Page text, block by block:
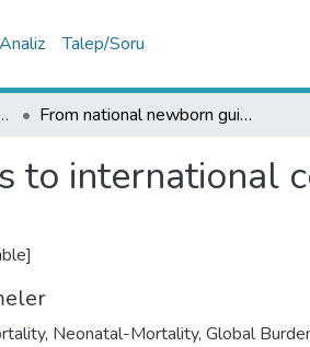
Analiz Talep/Soru
Koleksiyonu From national newborn guidelines to international consensus
to international
, Neonatal-Mortality, Global